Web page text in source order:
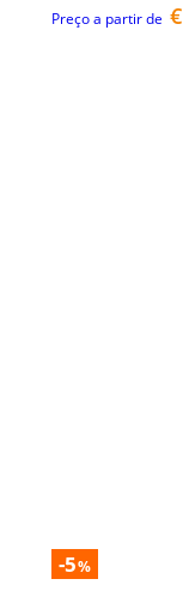
Preço a partir de
-5%